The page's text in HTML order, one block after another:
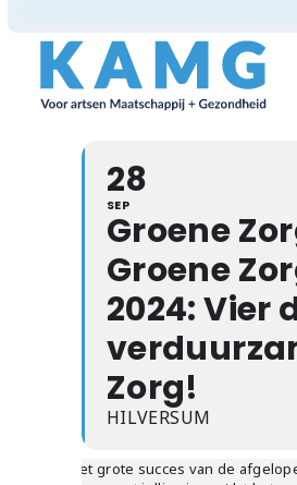
28
SEP
Groene
Groene
2024: Vier
Zorg!
HILVERSUM
Na het grote succes van de